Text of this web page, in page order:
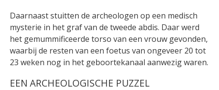
Daarnaast stuitten de archeologen op een medisch
mysterie in het graf van de tweede abdis. Daar werd
het gemummificeerde torso van een vrouw gevonden,
waarbij de resten van een foetus van ongeveer 20 tot
23 weken nog in het geboortekanaal aanwezig waren.
EEN ARCHEOLOGISCHE PUZZEL